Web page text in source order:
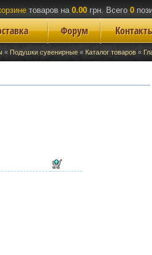
товаров на 0.00 грн. Всего 0
Форум
« Подушки сувенирные « Каталог товаров «